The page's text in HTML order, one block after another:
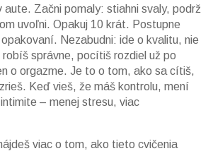
aute. Začni pomaly: stiahni svaly, podrž
uvoľni. Opakuj 10 krát. Postupne
Nezabudni: ide o kvalitu, nie
správne, pocítiš rozdiel už po
o orgazme. Je to o tom, ako sa cítiš,
Keď vieš, že máš kontrolu, mení
– menej stresu, viac
viac o tom, ako tieto cvičenia